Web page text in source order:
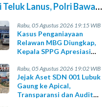
Teluk Lanus, Polri Bawa
dan Harapan
Rabu, 05 Agustus 2026 19:15 WIB
Kasus Penganiayaan
Relawan MBG Diungkap,
Kepala SPPG Apresiasi
Rabu, 05 Agustus 2026 19:02 WIB
Jejak Aset SDN 001 Lubuk
Gaung ke Apical,
Transparansi dan Audit